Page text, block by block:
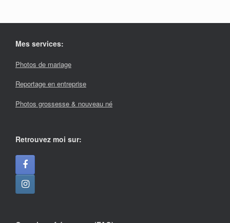
Mes services:
Photos de mariage
Reportage en entreprise
Photos grossesse & nouveau né
Retrouvez moi sur: